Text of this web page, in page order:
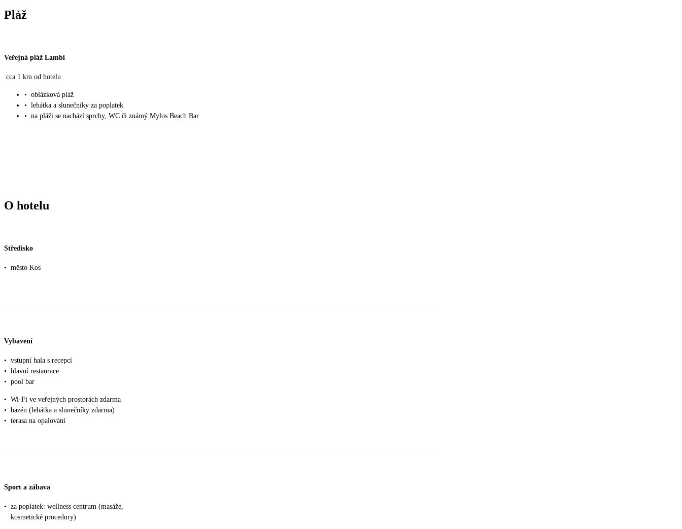
Pláž
Veřejná pláž Lambi
cca 1 km od hotelu
• oblázková pláž
• lehátka a slunečníky za poplatek
• na pláži se nachází sprchy, WC či známý Mylos Beach Bar
O hotelu
Středisko
• město Kos
Vybavení
• vstupní hala s recepcí
• hlavní restaurace
• pool bar
• Wi-Fi ve veřejných prostorách zdarma
• bazén (lehátka a slunečníky zdarma)
• terasa na opalování
Sport a zábava
• za poplatek: wellness centrum (masáže,
kosmetické procedury)